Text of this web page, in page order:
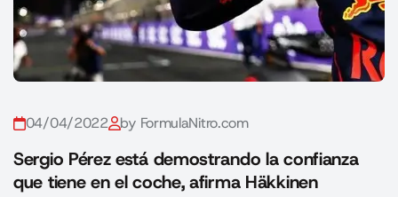
04/04/2022 by FormulaNitro.com
Sergio Pérez está demostrando la confianza
que tiene en el coche, afirma Häkkinen